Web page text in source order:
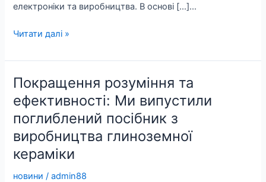
електроніки та виробництва. В основі [...]...
Кераміка
карбіду
кремнію:
Матеріал
майбутнього
Читати далі »
Покращення розуміння та
ефективності: Ми випустили
поглиблений посібник з
виробництва глиноземної
кераміки
новини /admin88